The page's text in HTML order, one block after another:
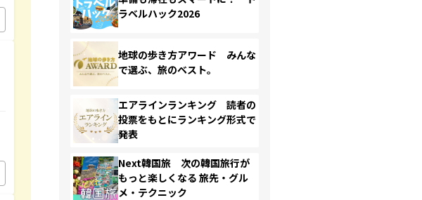
ラベルハック2026
地球の歩き方アワード みんな
で選ぶ、旅のベスト。
エアラインランキング 読者の
投票をもとにランキング形式で
発表
Next韓国旅 次の韓国旅行が
もっと楽しくなる 旅先・グル
メ・テクニック